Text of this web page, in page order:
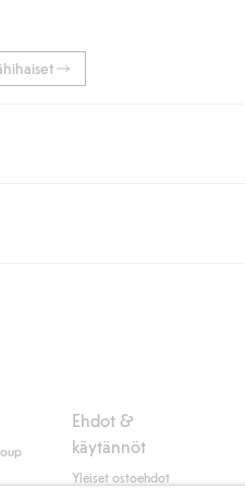
(ei koske
Ehdot &
käytännöt
Yleiset ostoehdot